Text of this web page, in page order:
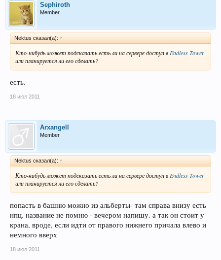
Sephiroth
Member
Nektus сказал(а): ↑
Кто-нибудь может подсказать есть ли на сервере доступ в Endless Tower
или планируется ли его сделать?
есть.
18 июл 2011
Arxangell
Member
Nektus сказал(а): ↑
Кто-нибудь может подсказать есть ли на сервере доступ вEndless Tower
или планируется ли его сделать?
попасть в башню можно из альберты- там справа внизу есть
нпц. название не помню - вечером напишу. а так он стоит у
крана, вроде, если идти от правого нижнего причала влево и
немного вверх
18 июл 2011